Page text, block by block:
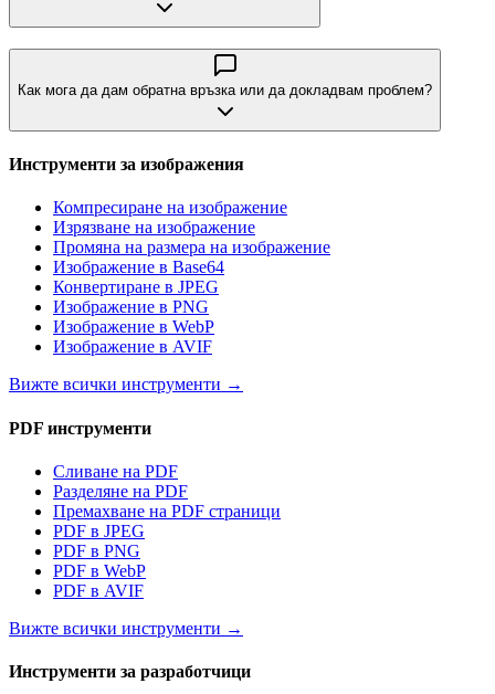
Как мога да дам обратна връзка или да докладвам проблем?
Инструменти за изображения
Компресиране на изображение
Изрязване на изображение
Промяна на размера на изображение
Изображение в Base64
Конвертиране в JPEG
Изображение в PNG
Изображение в WebP
Изображение в AVIF
Вижте всички инструменти →
PDF инструменти
Сливане на PDF
Разделяне на PDF
Премахване на PDF страници
PDF в JPEG
PDF в PNG
PDF в WebP
PDF в AVIF
Вижте всички инструменти →
Инструменти за разработчици